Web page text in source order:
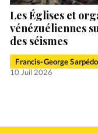
Les Églises et
vénézuéliennes
des séismes
Francis-George
10 Juil 2026